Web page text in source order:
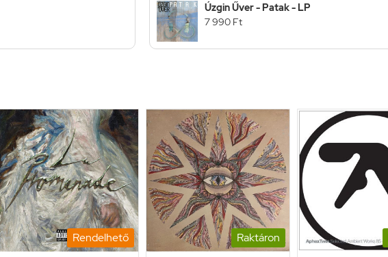
Úzgin Űver - Patak - LP
7 990 Ft
Rendelhető Raktáron